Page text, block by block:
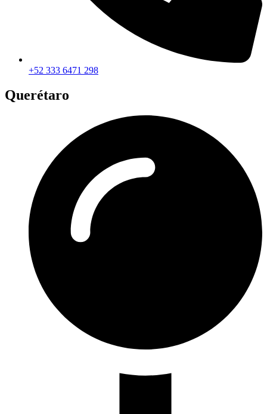
+52 333 6471 298
Querétaro